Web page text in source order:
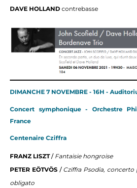
DAVE HOLLAND contrebasse
DIMANCHE 7 NOVEMBRE - 16H -
Concert symphonique - Orchestre
France
Centenaire Cziffra
FRANZ LISZT/ Fantaisie hongroise
PETER EÖTVÖS/ Cziffra Psodia,
obligato